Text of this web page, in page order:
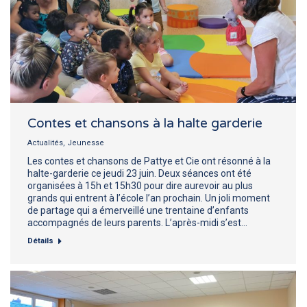
Contes et chansons à la halte garderie
Actualités, Jeunesse
Les contes et chansons de Pattye et Cie ont résonné à la
halte-garderie ce jeudi 23 juin. Deux séances ont été
organisées à 15h et 15h30 pour dire aurevoir au plus
grands qui entrent à l’école l’an prochain. Un joli moment
de partage qui a émerveillé une trentaine d’enfants
accompagnés de leurs parents. L’après-midi s’est…
Détails